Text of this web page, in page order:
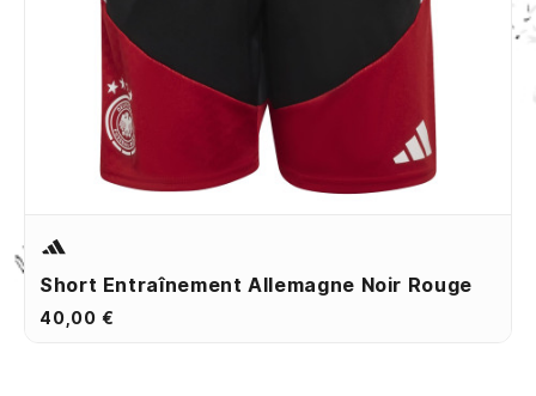
Short Entraînement Allemagne Noir Rouge
40,00 €